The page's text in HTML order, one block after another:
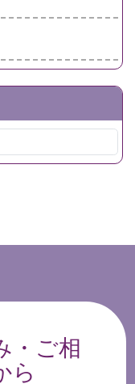
・ご相
ら